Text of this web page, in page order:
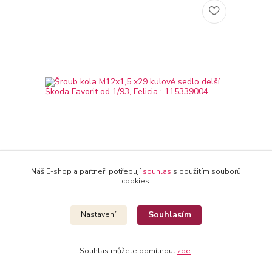
Šroub kola M12x1,5 x29 kulové sedlo delší Škoda
38 Kč ks
Skladem > 10 ks
Náš E-shop a partneři potřebujísouhlas s použitím souborů
cookies.
Nastavení Souhlasím
Souhlas můžete odmítnout zde.